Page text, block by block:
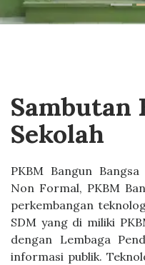
Sambutan
Sekolah
PKBM Bangun
Non Formal, PKBM
perkembangan
SDM yang di miliki
dengan Lembaga
informasi publik.